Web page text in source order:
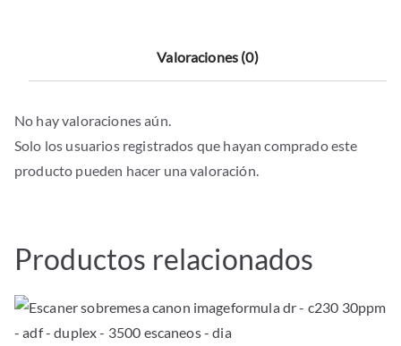
pantalla
6000
-
dia
Valoraciones (0)
No hay valoraciones aún.
Solo los usuarios registrados que hayan comprado este
producto pueden hacer una valoración.
Productos relacionados